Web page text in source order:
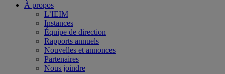
À propos
L’IEIM
Instances
Équipe de direction
Rapports annuels
Nouvelles et annonces
Partenaires
Nous joindre